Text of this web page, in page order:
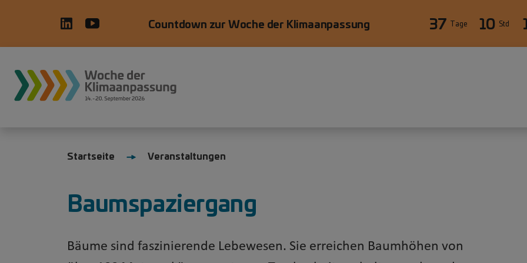
Countdown zur Woche der Klimaanpassung 37 Tage 10 Std
Startseite Veranstaltungen
Baumspaziergang
Bäume sind faszinierende Lebewesen. Sie erreichen Baumhöhen von